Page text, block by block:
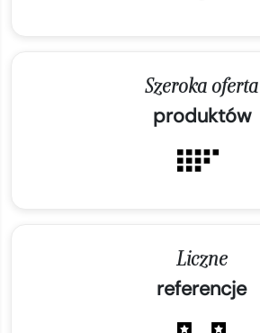
Szeroka oferta
produktów
Liczne
referencje